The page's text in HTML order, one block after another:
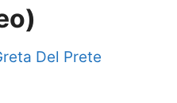
Del Prete